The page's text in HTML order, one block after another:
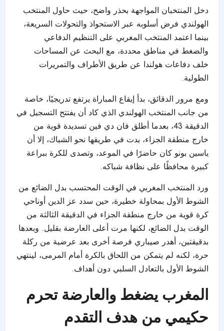
دخل المنتخبان المواجهة بحذر واضح، حيث حاول المنتخب
الهولندي فرض أسلوبه عبر الاستحواذ والتحولات السريعة،
بينما اعتمد المنتخب المغربي على التنظيم الدفاعي
والضغط في مناطق محددة، مع البحث عن المساحات
خلف دفاعات هولندا عن طريق الأطراف والتمريرات
الطولية.
ومع مرور الدقائق، بدأ إيقاع المباراة يرتفع تدريجيًا، خاصة
من جانب المنتخب الهولندي الذي كاد أن يفتتح التسجيل في
الدقيقة 43، بعدما أطلق فان دي فين تسديدة قوية من
خارج منطقة الجزاء، بدت في طريقها نحو الشباك، إلا أن
ياسين بونو كان حاضرًا في الموعد، وتصدى للكرة ببراعة
كبيرة محافظًا على نظافة شباكه.
ورد المنتخب المغربي في الوقت المحتسب بدل الضائع من
الشوط الأول بمحاولة خطيرة، حين سدد عز الدين أوناحي
كرة قوية من خارج منطقة الجزاء في الدقيقة الثالثة من
الوقت بدل الضائع، لكنها مرت أعلى العارضة بقليل. وبعدها
بدقيقتين، أهدر صيباري فرصة أخرى بعد عرضية من ركلة
حرة، لكنه لم يتمكن من اللحاق بالكرة أمام المرمى، لينتهي
الشوط الأول بالتعادل السلبي دون أهداف.
المغرب يضغط والعارضة تحرم
حكيمي من هدف التقدم